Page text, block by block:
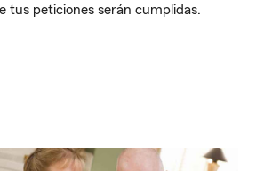
tus peticiones serán cumplidas.